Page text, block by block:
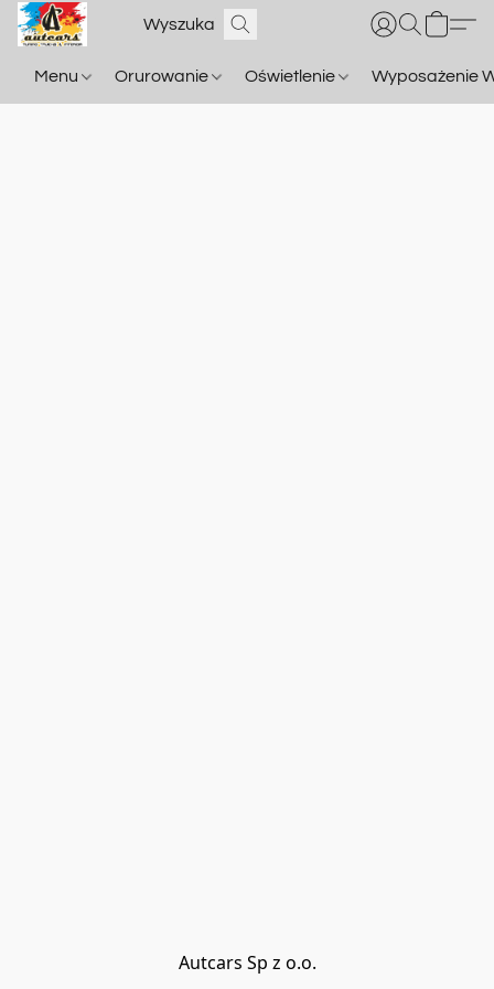
Menu Orurowanie Oświetlenie Wyposażenie
Autcars Sp z o.o.